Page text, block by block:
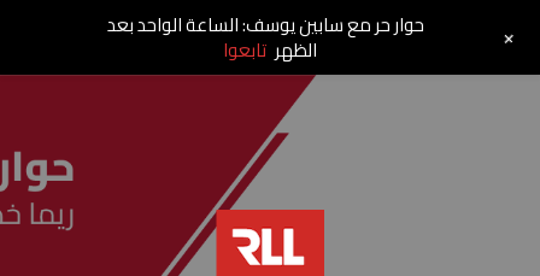
حوار حر مع سابين يوسف: الساعة الواحد بعد
الظهر تابعوا +